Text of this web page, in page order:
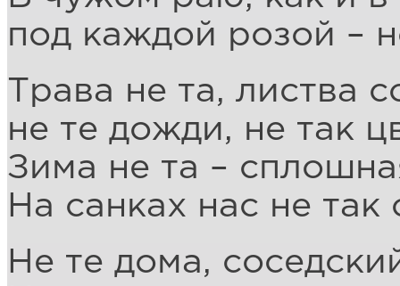
под каждой розой –
Трава не та, листва
не те дожди, не так
Зима не та –
На санках нас не так
Не те дома,